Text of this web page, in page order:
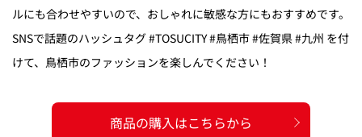
ルにも合わせやすいので、おしゃれに敏感な方にもおすすめです。
SNSで話題のハッシュタグ #TOSUCITY #鳥栖市 #佐賀県 #九州 を付
けて、鳥栖市のファッションを楽しんでください！
商品の購入はこちらから